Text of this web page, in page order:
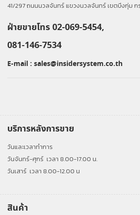
41/297 ถนนนวลจันทร์ แขวงนวลจันทร์ เขตบึงกุ่ม ก
ฝ่ายขายโทร 02-069-5454,
081-146-7534
E-mail : sales@insidersystem.co.th
บริการหลังการขาย
วันและเวลาทำการ
วันจันทร์-ศุกร์ เวลา 8.00-17.00 น.
วันเสาร์ เวลา 8.00-12.00 น
สินค้า